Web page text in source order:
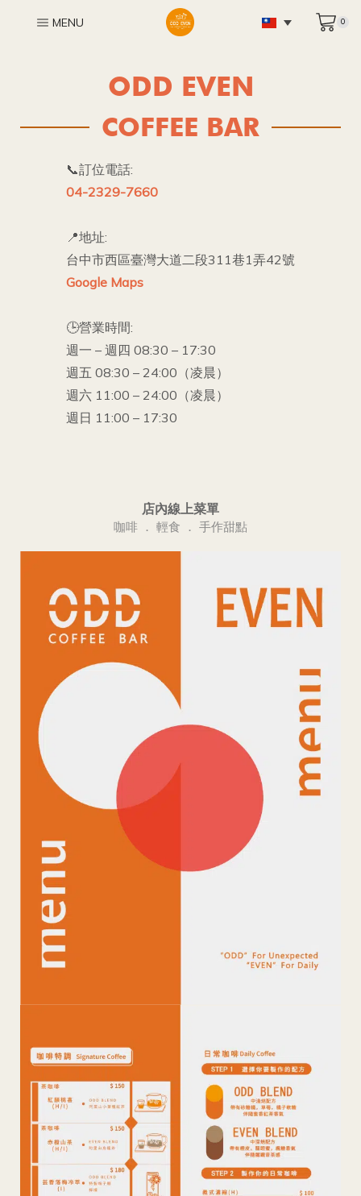
MENU 0
ODD EVEN
COFFEE BAR
📞訂位電話:
04-2329-7660
📍地址:
台中市西區臺灣大道二段311巷1弄42號
Google Maps
🕒營業時間:
週一 – 週四 08:30 – 17:30
週五 08:30 – 24:00（凌晨）
週六 11:00 – 24:00（凌晨）
週日 11:00 – 17:30
店內線上菜單
咖啡 ． 輕食 ． 手作甜點